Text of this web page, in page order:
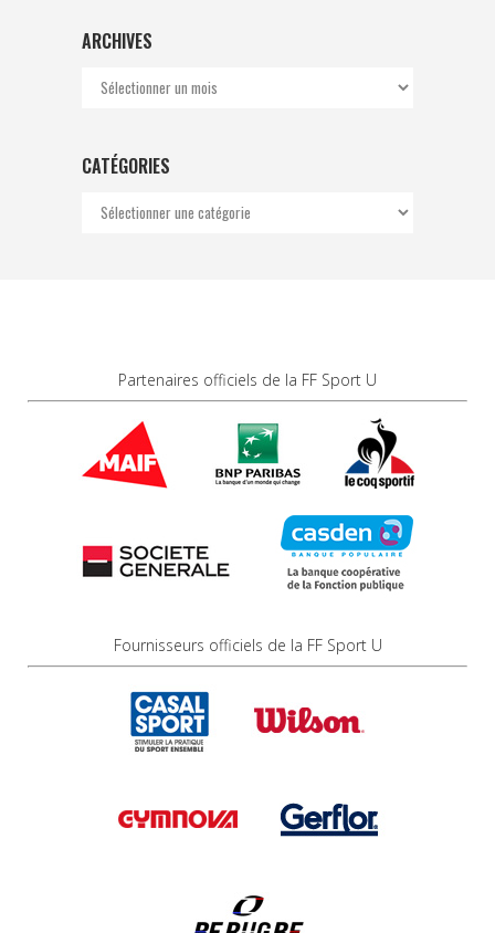
ARCHIVES
Archives
CATÉGORIES
Catégories
Partenaires officiels de la FF Sport U
Fournisseurs officiels de la FF Sport U